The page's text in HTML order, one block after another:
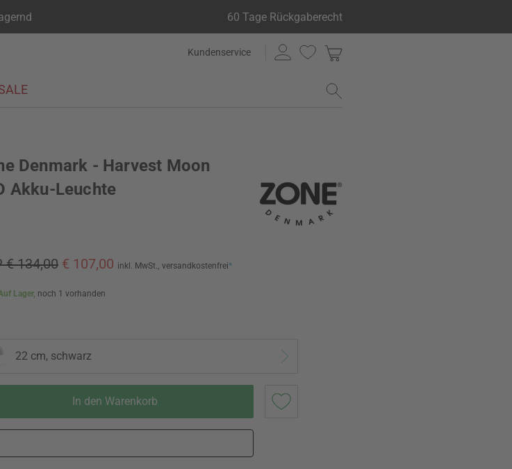
60 Tage Rückgaberecht
Kundenservice
Denmark - Harvest Moon
Akku-Leuchte
€ 134,00 € 107,00 inkl. MwSt., versandkostenfrei*
Lager, noch 1 vorhanden
22 cm, schwarz
In den Warenkorb